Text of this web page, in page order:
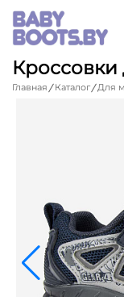
Кроссовки
Главная Каталог Для